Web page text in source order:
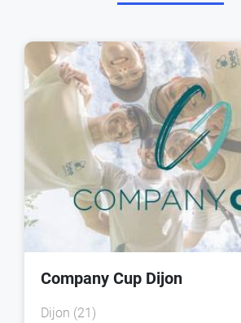
Company Cup Dijon
Dijon (21)